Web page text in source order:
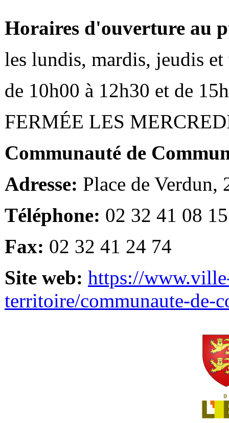
Horaires d'ouverture au
les lundis, mardis, jeudis et
de 10h00 à 12h30 et de
FERMÉE LES
Communauté de
Adresse: Place de Verdun,
Téléphone: 02 32 41 08 15
Fax: 02 32 41 24 74
Site web: https://
territoire/communaute-de-